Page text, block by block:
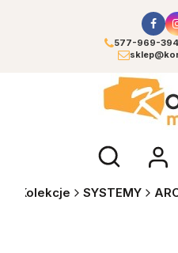
577-969-394
Otwórz
Kolekcje SYSTEMY